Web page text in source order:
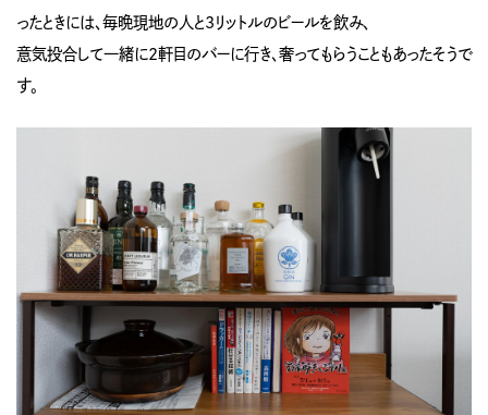
ったときには、毎晩現地の人と3リットルのビールを飲み、
意気投合して一緒に2軒目のバーに行き、奢ってもらうこともあったそうで
す。